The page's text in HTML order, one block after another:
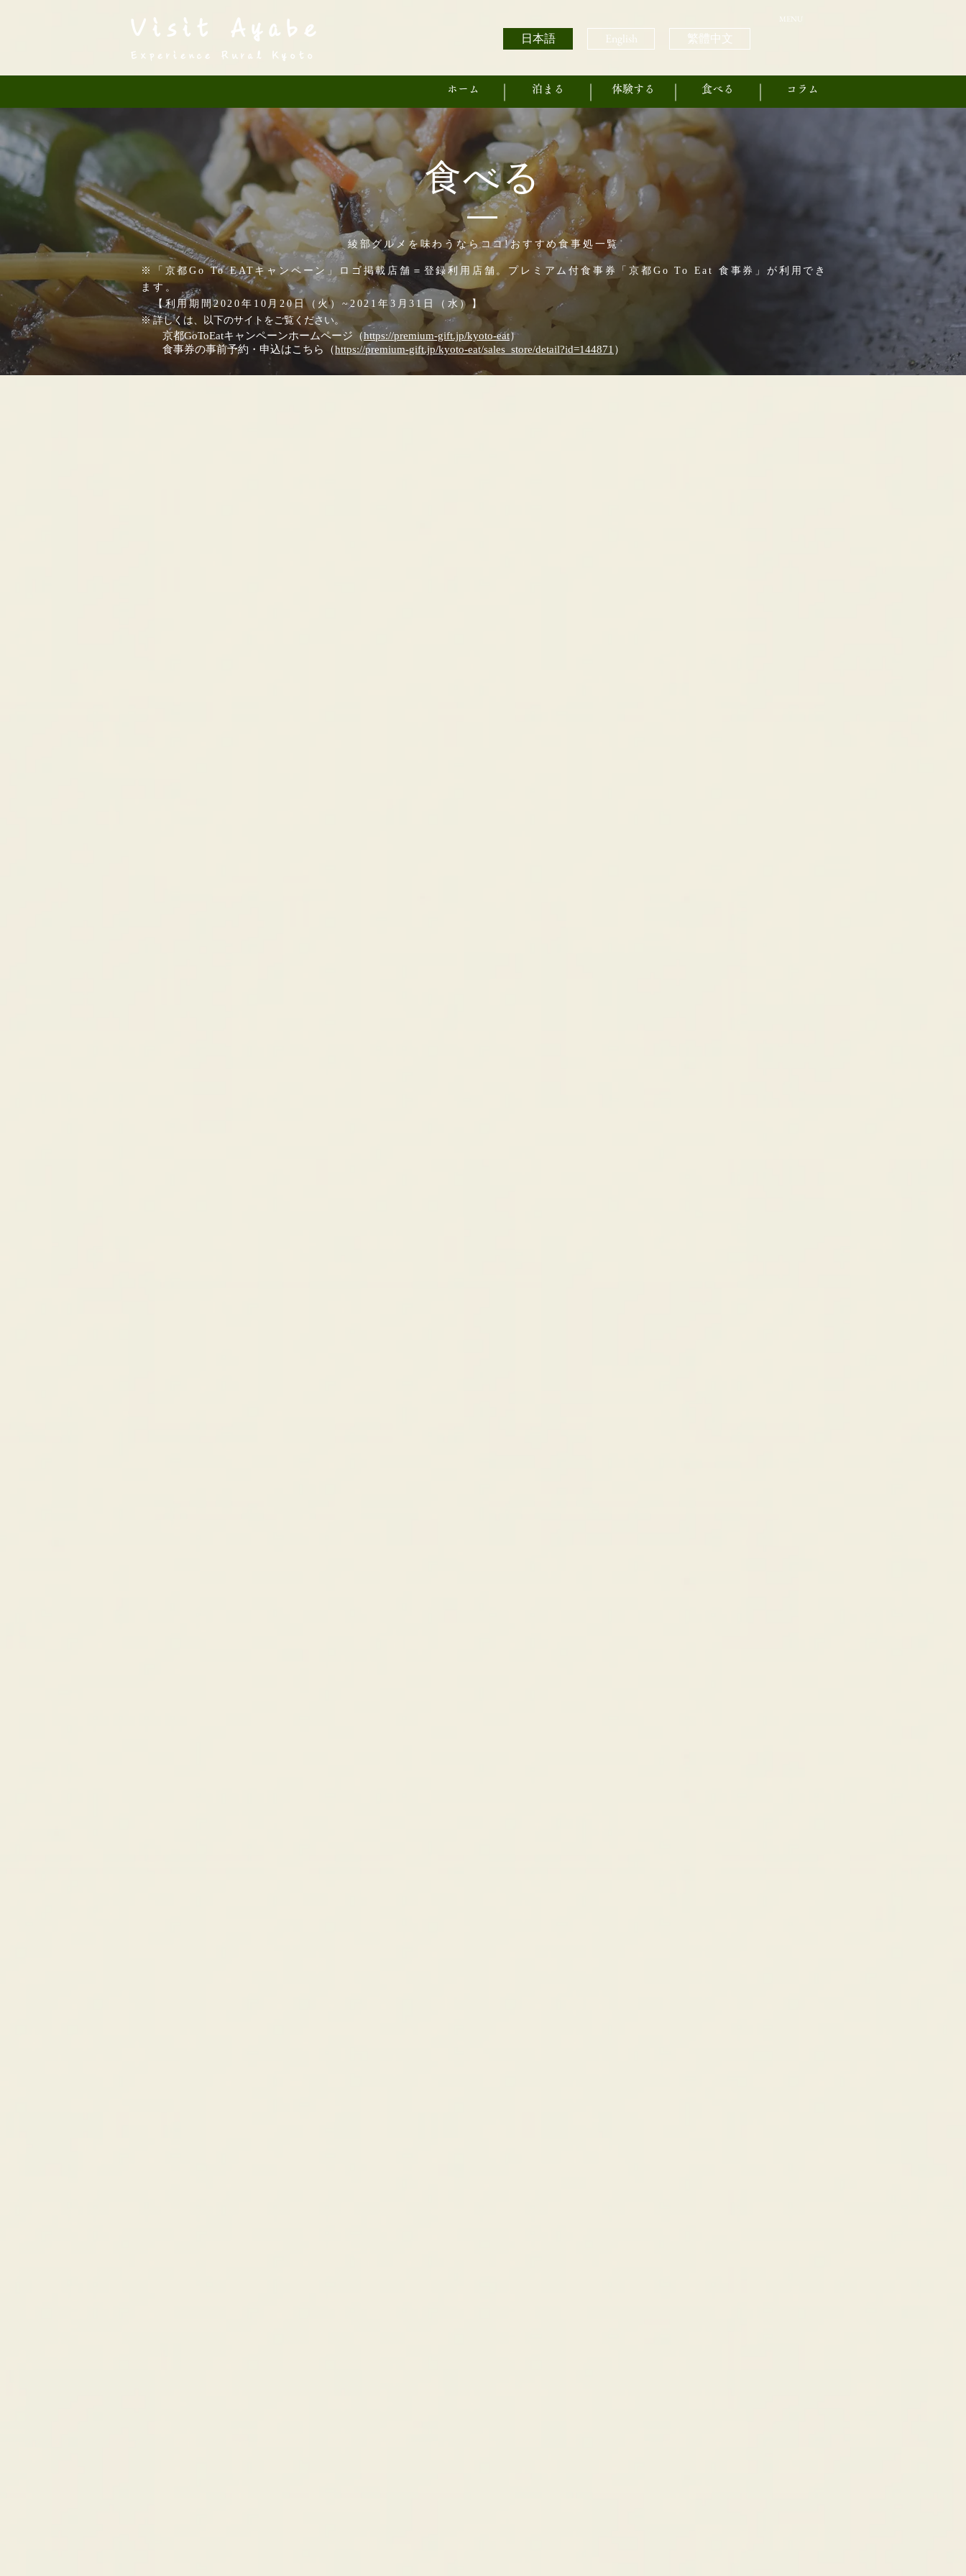
Visit Ayabe
Experience Rural Kyoto
MENU
日本語 English 繁體中文
ホーム 泊まる 体験する 食べる コラム
食べる
綾部グルメを味わうならココ!おすすめ食事処一覧
※「京都Go To EATキャンペーン」ロゴ掲載店舗＝登録利用店舗。 プレミアム付食事券「京都Go To Eat 食事券」が利用でき
ます。
【利用期間2020年10月20日（火）~2021年3月31日（水）】
※詳しくは、以下のサイトをご覧ください。
京都GoToEatキャンペーンホームページ（https://premium-gift.jp/kyoto-eat）
食事券の事前予約・申込はこちら（https://premium-gift.jp/kyoto-eat/sales_store/detail?id=144871 ）